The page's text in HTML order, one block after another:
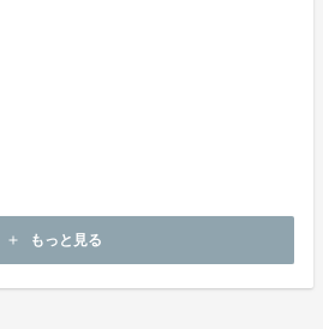
add もっと見る